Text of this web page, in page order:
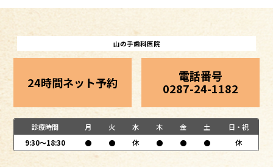
山の手歯科医院
24時間ネット予約
電話番号
0287-24-1182
診療時間 月 火 水 木 金 土
日・祝
9:30～18:30
● ● 休 ● ● ● 休